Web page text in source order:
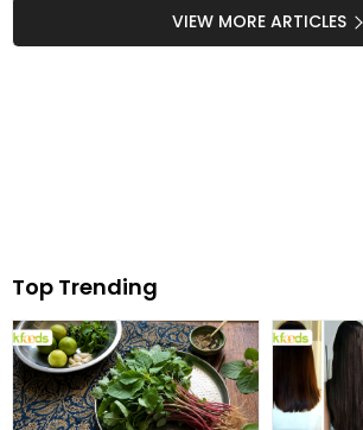
حنا رضوی کا کرارا جواب،
کیا کہا؟
بنائیں
VIEW MORE ARTICLES
Top Trending